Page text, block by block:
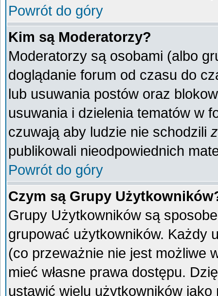
Powrót do góry
Kim są Moderatorzy?
Moderatorzy są osobami (albo
doglądanie forum od czasu do
lub usuwania postów oraz
usuwania i dzielenia tematów w
czuwają aby ludzie nie schodzili
publikowali nieodpowiednich
Powrót do góry
Czym są Grupy
Grupy Użytkowników są
grupować użytkowników. Każdy
(co przeważnie nie jest możliwe
mieć własne prawa dostępu.
ustawić wielu użytkowników